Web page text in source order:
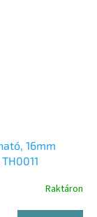
16mm
Raktáron